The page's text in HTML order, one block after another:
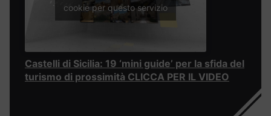
cookie per questo servizio
Castelli di Sicilia: 19 ‘mini guide’ per la sfida del
turismo di prossimità CLICCA PER IL VIDEO